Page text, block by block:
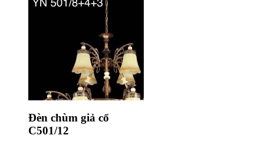
Đèn chùm giả cổ
C501/12